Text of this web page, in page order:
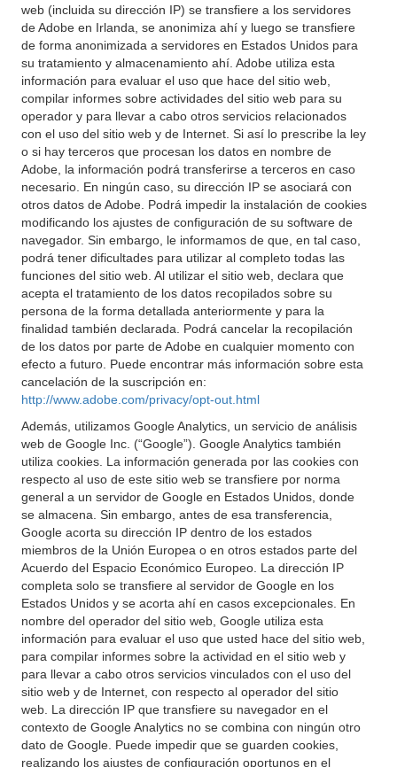
web (incluida su dirección IP) se transfiere a los servidores
de Adobe en Irlanda, se anonimiza ahí y luego se transfiere
de forma anonimizada a servidores en Estados Unidos para
su tratamiento y almacenamiento ahí. Adobe utiliza esta
información para evaluar el uso que hace del sitio web,
compilar informes sobre actividades del sitio web para su
operador y para llevar a cabo otros servicios relacionados
con el uso del sitio web y de Internet. Si así lo prescribe la ley
o si hay terceros que procesan los datos en nombre de
Adobe, la información podrá transferirse a terceros en caso
necesario. En ningún caso, su dirección IP se asociará con
otros datos de Adobe. Podrá impedir la instalación de cookies
modificando los ajustes de configuración de su software de
navegador. Sin embargo, le informamos de que, en tal caso,
podrá tener dificultades para utilizar al completo todas las
funciones del sitio web. Al utilizar el sitio web, declara que
acepta el tratamiento de los datos recopilados sobre su
persona de la forma detallada anteriormente y para la
finalidad también declarada. Podrá cancelar la recopilación
de los datos por parte de Adobe en cualquier momento con
efecto a futuro. Puede encontrar más información sobre esta
cancelación de la suscripción en:
http://www.adobe.com/privacy/opt-out.html
Además, utilizamos Google Analytics, un servicio de análisis
web de Google Inc. (“Google”). Google Analytics también
utiliza cookies. La información generada por las cookies con
respecto al uso de este sitio web se transfiere por norma
general a un servidor de Google en Estados Unidos, donde
se almacena. Sin embargo, antes de esa transferencia,
Google acorta su dirección IP dentro de los estados
miembros de la Unión Europea o en otros estados parte del
Acuerdo del Espacio Económico Europeo. La dirección IP
completa solo se transfiere al servidor de Google en los
Estados Unidos y se acorta ahí en casos excepcionales. En
nombre del operador del sitio web, Google utiliza esta
información para evaluar el uso que usted hace del sitio web,
para compilar informes sobre la actividad en el sitio web y
para llevar a cabo otros servicios vinculados con el uso del
sitio web y de Internet, con respecto al operador del sitio
web. La dirección IP que transfiere su navegador en el
contexto de Google Analytics no se combina con ningún otro
dato de Google. Puede impedir que se guarden cookies,
realizando los ajustes de configuración oportunos en el